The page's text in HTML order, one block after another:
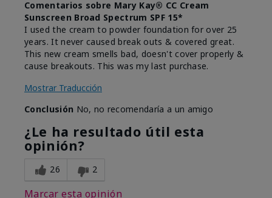
Comentarios sobre Mary Kay® CC Cream
Sunscreen Broad Spectrum SPF 15*
I used the cream to powder foundation for over 25
years. It never caused break outs & covered great.
This new cream smells bad, doesn't cover properly &
cause breakouts. This was my last purchase.
Mostrar Traducción
Conclusión No, no recomendaría a un amigo
¿Le ha resultado útil esta
opinión?
26 2
Marcar esta opinión